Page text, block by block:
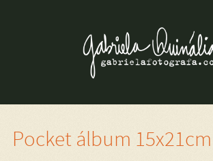
Pocket álbum 15x21cm